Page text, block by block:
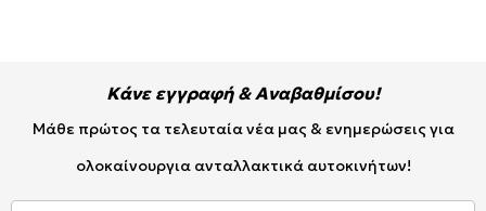
Κάνε εγγραφή & Αναβαθμίσου!
Μάθε πρώτος τα τελευταία νέα μας & ενημερώσεις για
ολοκαίνουργια ανταλλακτικά αυτοκινήτων!